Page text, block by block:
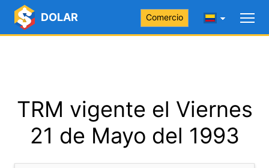
DOLAR Comercio
TRM vigente el Viernes
21 de Mayo del 1993